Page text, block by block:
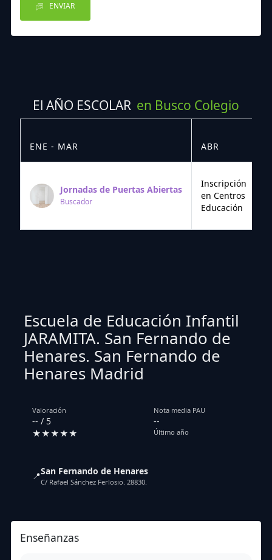
ENVIAR
El AÑO ESCOLAR en Busco Colegio
ENE - MAR ABR
Jornadas de Puertas Abiertas
Buscador
Inscripción
en Centros
Educación
Escuela de Educación Infantil
JARAMITA. San Fernando de
Henares. San Fernando de
Henares Madrid
Valoración
-- / 5
★★★★★
Nota media PAU
--
Último año
📍San Fernando de Henares
C/ Rafael Sánchez Ferlosio. 28830.
Enseñanzas